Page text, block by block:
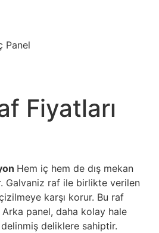
Panel
Fiyatları
Hem iç hem de dış mekan
Galvaniz raf ile birlikte verilen
karşı korur. Bu raf
panel, daha kolay hale
deliklere sahiptir.